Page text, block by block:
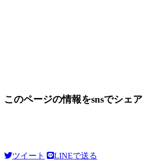
このページの情報をsnsでシェア
ツイート LINEで送る